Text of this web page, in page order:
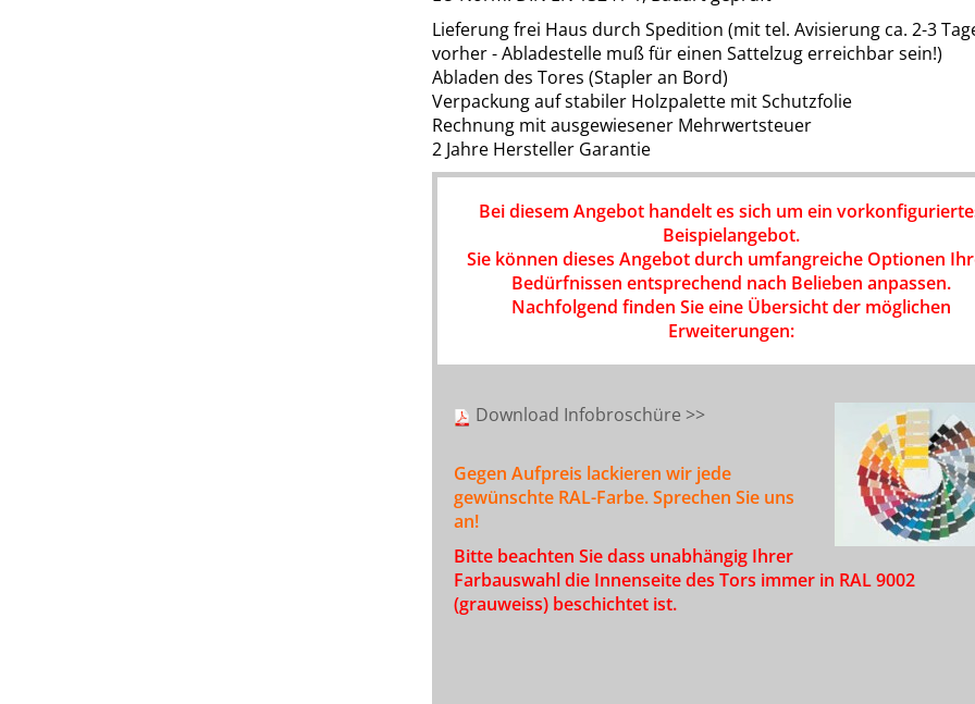
Lieferung frei Haus durch Spedition (mit tel. Avisierung ca. 2-3
vorher - Abladestelle muß für einen Sattelzug erreichbar sein!)
Abladen des Tores (Stapler an Bord)
Verpackung auf stabiler Holzpalette mit Schutzfolie
Rechnung mit ausgewiesener Mehrwertsteuer
2 Jahre Hersteller Garantie
Bei diesem Angebot handelt es sich um ein
Beispielangebot.
Sie können dieses Angebot durch umfangreiche Optionen
Bedürfnissen entsprechend nach Belieben anpassen.
Nachfolgend finden Sie eine Übersicht der möglichen
Erweiterungen:
Download Infobroschüre >>
Gegen Aufpreis lackieren wir jede
gewünschte RAL-Farbe. Sprechen Sie uns
an!
Bitte beachten Sie dass unabhängig Ihrer
Farbauswahl die Innenseite des Tors immer in RAL 9002
(grauweiss) beschichtet ist.